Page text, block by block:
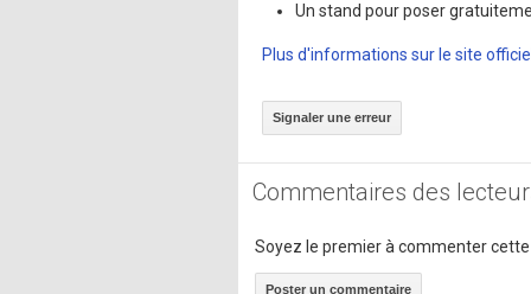
Un stand pour poser
Plus d'informations sur le site officiel
Signaler une erreur
Commentaires des
Soyez le premier à commenter
Poster un commentaire